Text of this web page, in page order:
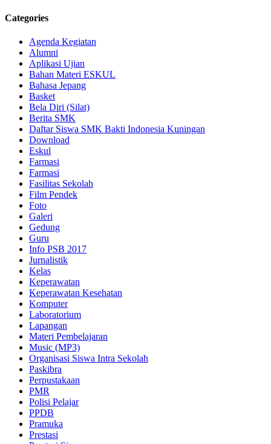
Categories
Agenda Kegiatan
Alumni
Aplikasi Ujian
Bahan Materi ESKUL
Bahasa Jepang
Basket
Bela Diri (Silat)
Berita SMK
Daftar Siswa SMK Bakti Indonesia Kuningan
Download
Eskul
Farmasi
Farmasi
Fasilitas Sekolah
Film Pendek
Foto
Galeri
Gedung
Guru
Info PSB 2017
Jurnalistik
Kelas
Keperawatan
Keperawatan Kesehatan
Komputer
Laboratorium
Lapangan
Materi Pembelajaran
Music (MP3)
Organisasi Siswa Intra Sekolah
Paskibra
Perpustakaan
PMR
Polisi Pelajar
PPDB
Pramuka
Prestasi